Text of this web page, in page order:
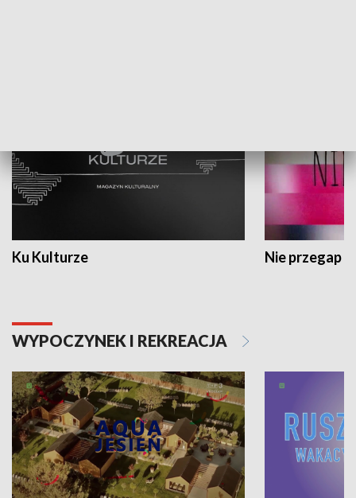
Ku Kulturze Nie przegap
WYPOCZYNEK I REKREACJA